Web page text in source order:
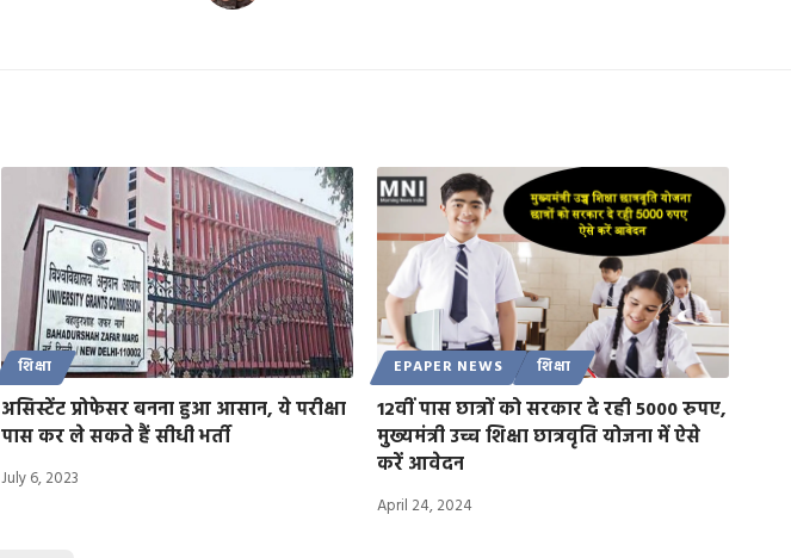
शिक्षा
असिस्टेंट प्रोफेसर बनना हुआ आसान, ये परीक्षा
पास कर ले सकते हैं सीधी भर्ती
July 6, 2023
EPAPER NEWS शिक्षा
12वीं पास छात्रों को सरकार दे रही 5000 रुपए,
मुख्यमंत्री उच्च शिक्षा छात्रवृति योजना में ऐसे
करें आवेदन
April 24, 2024